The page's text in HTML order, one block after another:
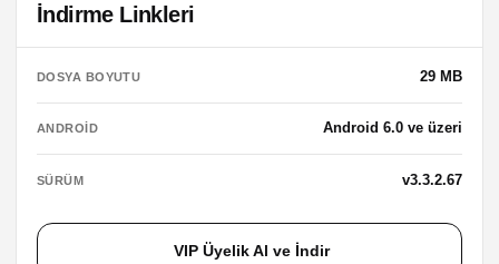
İndirme Linkleri
DOSYA BOYUTU 29 MB
ANDROID Android 6.0 ve üzeri
SÜRÜM v3.3.2.67
VIP Üyelik Al ve İndir